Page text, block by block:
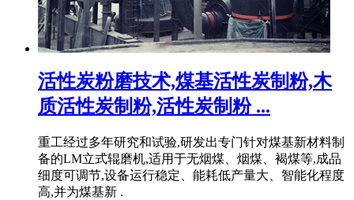
活性炭粉磨技术,煤基活性炭制粉,木
质活性炭制粉,活性炭制粉 ...
重工经过多年研究和试验,研发出专门针对煤基新材料制
备的LM立式辊磨机,适用于无烟煤、烟煤、褐煤等,成品
细度可调节,设备运行稳定、能耗低产量大、智能化程度
高,并为煤基新 .